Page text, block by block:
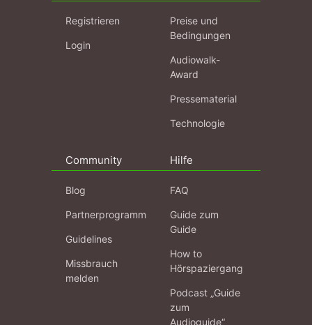
Registrieren
Login
Preise und
Bedingungen
Audiowalk-
Award
Pressematerial
Technologie
Community
Blog
Partnerprogramm
Guidelines
Missbrauch
melden
Hilfe
FAQ
Guide zum
Guide
How to
Hörspaziergang
Podcast „Guide
zum
Audioguide“